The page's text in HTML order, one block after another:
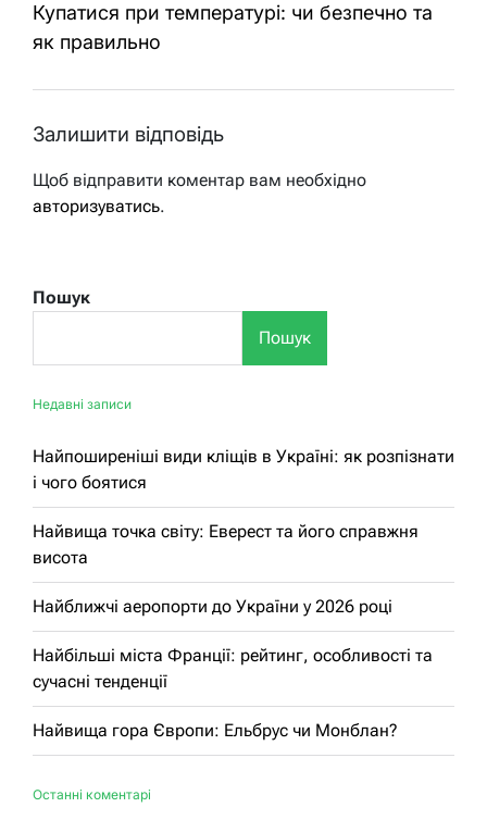
Купатися при температурі: чи безпечно та
як правильно
Залишити відповідь
Щоб відправити коментар вам необхідно
авторизуватись.
Пошук
Пошук
Недавні записи
Найпоширеніші види кліщів в Україні: як розпізнати
і чого боятися
Найвища точка світу: Еверест та його справжня
висота
Найближчі аеропорти до України у 2026 році
Найбільші міста Франції: рейтинг, особливості та
сучасні тенденції
Найвища гора Європи: Ельбрус чи Монблан?
Останні коментарі